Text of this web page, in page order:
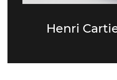
Henri